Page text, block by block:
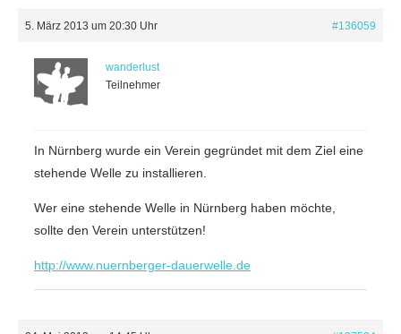
5. März 2013 um 20:30 Uhr #136059
wanderlust
Teilnehmer
In Nürnberg wurde ein Verein gegründet mit dem Ziel eine
stehende Welle zu installieren.
Wer eine stehende Welle in Nürnberg haben möchte,
sollte den Verein unterstützen!
http://www.nuernberger-dauerwelle.de